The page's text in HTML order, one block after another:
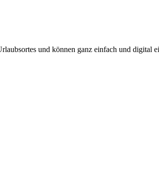
und können ganz einfach und